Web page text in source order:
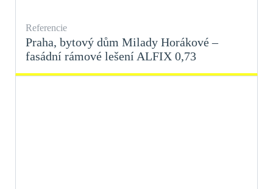
Referencie
Praha, bytový dům Milady Horákové –
fasádní rámové lešení ALFIX 0,73